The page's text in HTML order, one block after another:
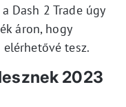
Dash 2 Trade úgy
áron, hogy
tesz.
2023